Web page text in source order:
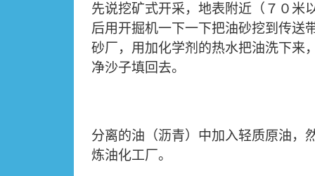
先说挖矿式开采，地表附近（７０米
后用开掘机一下一下把油砂挖到传送
砂厂，用加化学剂的热水把油洗下来
净沙子填回去。
分离的油（沥青）中加入轻质原油，
炼油化工厂。